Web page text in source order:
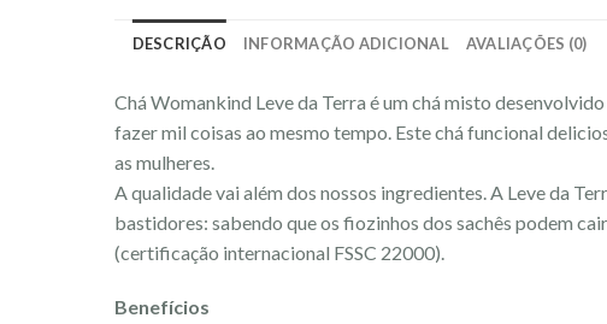
DESCRIÇÃO INFORMAÇÃO ADICIONAL AVALIAÇÕES (0)
Chá Womankind Leve da Terra é um chá misto
fazer mil coisas ao mesmo tempo. Este chá funcional
as mulheres.
A qualidade vai além dos nossos ingredientes. A Leve da
bastidores: sabendo que os fiozinhos dos sachês podem
(certificação internacional FSSC 22000).
Benefícios